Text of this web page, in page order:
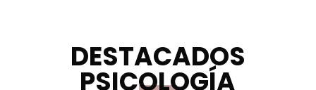
DESTACADOS
PSICOLOGÍA